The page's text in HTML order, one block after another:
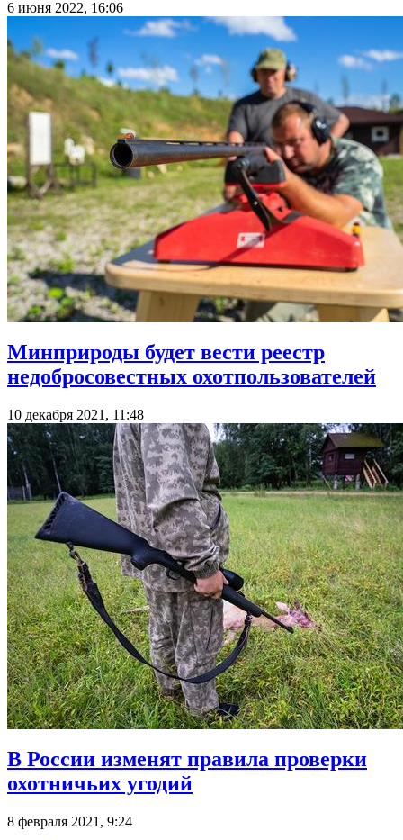
6 июня 2022, 16:06
Минприроды будет вести реестр
недобросовестных охотпользователей
10 декабря 2021, 11:48
В России изменят правила проверки
охотничьих угодий
8 февраля 2021, 9:24